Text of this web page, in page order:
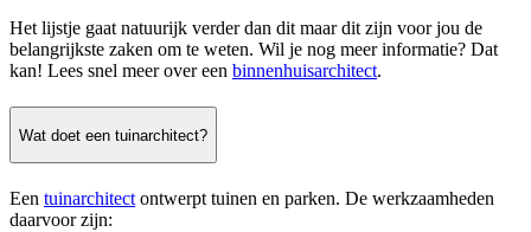
Het lijstje gaat natuurijk verder dan dit maar dit zijn voor jou de
belangrijkste zaken om te weten. Wil je nog meer informatie? Dat
kan! Lees snel meer over een binnenhuisarchitect.
Wat doet een tuinarchitect?
Een tuinarchitect ontwerpt tuinen en parken. De werkzaamheden
daarvoor zijn: